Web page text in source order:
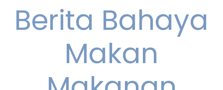
Berita Bahaya
Makan